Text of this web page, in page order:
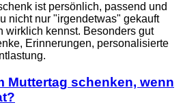
ist persönlich, passend und
nicht nur "irgendetwas" gekauft
wirklich kennst. Besonders gut
Erinnerungen, personalisierte
Muttertag schenken, wenn